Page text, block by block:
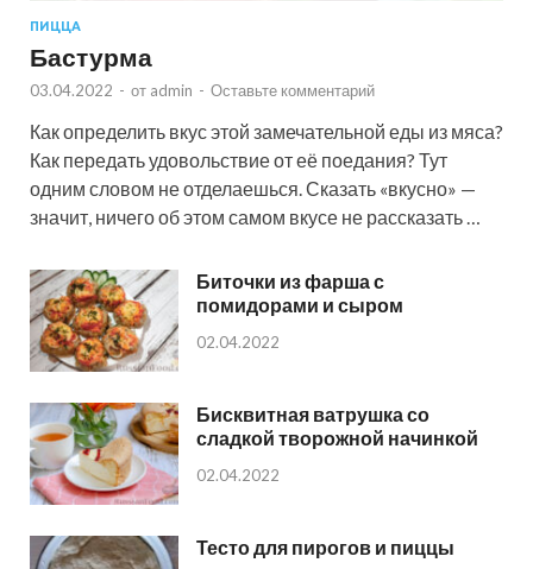
ПИЦЦА
Бастурма
03.04.2022 - от admin - Оставьте комментарий
Как определить вкус этой замечательной еды из мяса?
Как передать удовольствие от её поедания? Тут
одним словом не отделаешься. Сказать «вкусно» —
значит, ничего об этом самом вкусе не рассказать …
Биточки из фарша с
помидорами и сыром
02.04.2022
Бисквитная ватрушка со
сладкой творожной начинкой
02.04.2022
Тесто для пирогов и пиццы